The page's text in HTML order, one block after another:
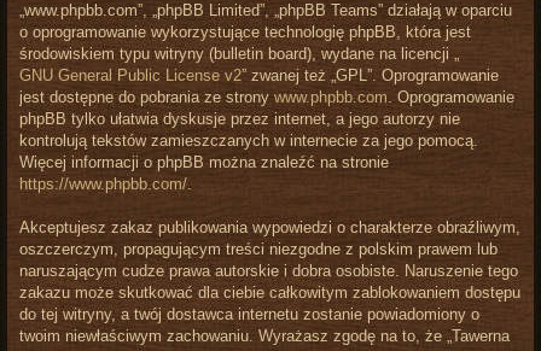
„www.phpbb.com”, „phpBB Limited”, „phpBB Teams” działają w oparciu
o oprogramowanie wykorzystujące technologię phpBB, która jest
środowiskiem typu witryny (bulletin board), wydane na licencji „
GNU General Public License v2” zwanej też „GPL”. Oprogramowanie
jest dostępne do pobrania ze strony www.phpbb.com. Oprogramowanie
phpBB tylko ułatwia dyskusje przez internet, a jego autorzy nie
kontrolują tekstów zamieszczanych w internecie za jego pomocą.
Więcej informacji o phpBB można znaleźć na stronie
https://www.phpbb.com/.
Akceptujesz zakaz publikowania wypowiedzi o charakterze obraźliwym,
oszczerczym, propagującym treści niezgodne z polskim prawem lub
naruszającym cudze prawa autorskie i dobra osobiste. Naruszenie tego
zakazu może skutkować dla ciebie całkowitym zablokowaniem dostępu
do tej witryny, a twój dostawca internetu zostanie powiadomiony o
twoim niewłaściwym zachowaniu. Wyrażasz zgodę na to, że „Tawerna